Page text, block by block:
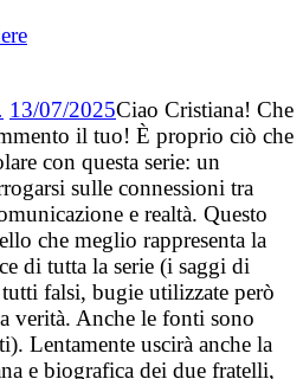
13/07/2025Ciao Cristiana! Che
il tuo! È proprio ciò che
con questa serie: un
sulle connessioni tra
e realtà. Questo
che meglio rappresenta la
di tutta la serie (i saggi di
falsi, bugie utilizzate però
verità. Anche le fonti sono
Lentamente uscirà anche la
e biografica dei due fratelli,